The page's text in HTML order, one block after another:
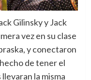
Gilinsky y Jack
vez en su clase
y conectaron
de tener el
la misma